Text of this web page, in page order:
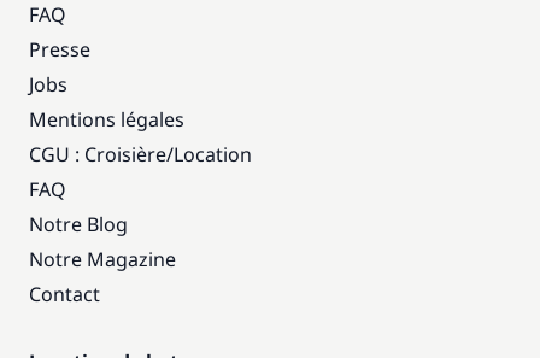
FAQ
Presse
Jobs
Mentions légales
CGU : Croisière/Location
FAQ
Notre Blog
Notre Magazine
Contact